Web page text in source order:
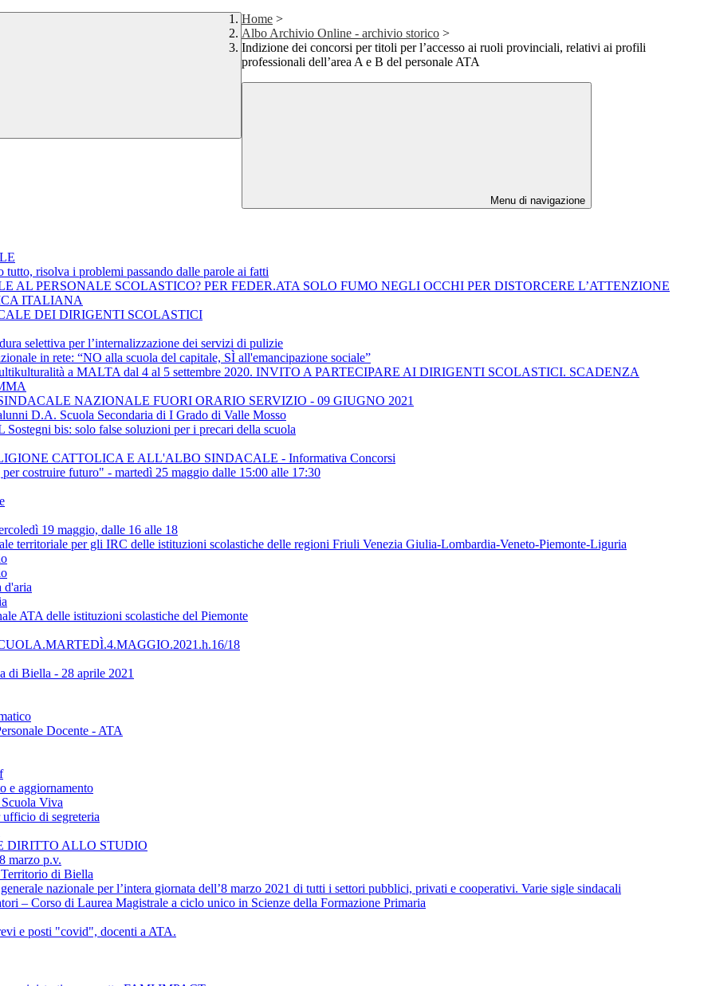
Home >
Albo Archivio Online - archivio storico >
Indizione dei concorsi per titoli per l’accesso ai ruoli provinciali, relativi ai profili
professionali dell’area A e B del personale ATA
Menu di navigazione
risolva i problemi passando dalle parole ai fatti
AL PERSONALE SCOLASTICO? PER FEDER.ATA SOLO FUMO NEGLI OCCHI PER DISTORCERE L’ATTENZIONE
ITALIANA
DEI DIRIGENTI SCOLASTICI
selettiva per l’internalizzazione dei servizi di pulizie
in rete: “NO alla scuola del capitale, SÌ all'emancipazione sociale”
a MALTA dal 4 al 5 settembre 2020. INVITO A PARTECIPARE AI DIRIGENTI SCOLASTICI. SCADENZA
NAZIONALE FUORI ORARIO SERVIZIO - 09 GIUGNO 2021
D.A. Scuola Secondaria di I Grado di Valle Mosso
bis: solo false soluzioni per i precari della scuola
CATTOLICA E ALL'ALBO SINDACALE - Informativa Concorsi
costruire futuro" - martedì 25 maggio dalle 15:00 alle 17:30
19 maggio, dalle 16 alle 18
territoriale per gli IRC delle istituzioni scolastiche delle regioni Friuli Venezia Giulia-Lombardia-Veneto-Piemonte-Liguria
d'aria
ATA delle istituzioni scolastiche del Piemonte
18
di Biella - 28 aprile 2021
Docente - ATA
e aggiornamento
Viva
di segreteria
DIRITTO ALLO STUDIO
marzo p.v.
di Biella
nazionale per l’intera giornata dell’8 marzo 2021 di tutti i settori pubblici, privati e cooperativi. Varie sigle sindacali
– Corso di Laurea Magistrale a ciclo unico in Scienze della Formazione Primaria
e posti "covid", docenti a ATA.